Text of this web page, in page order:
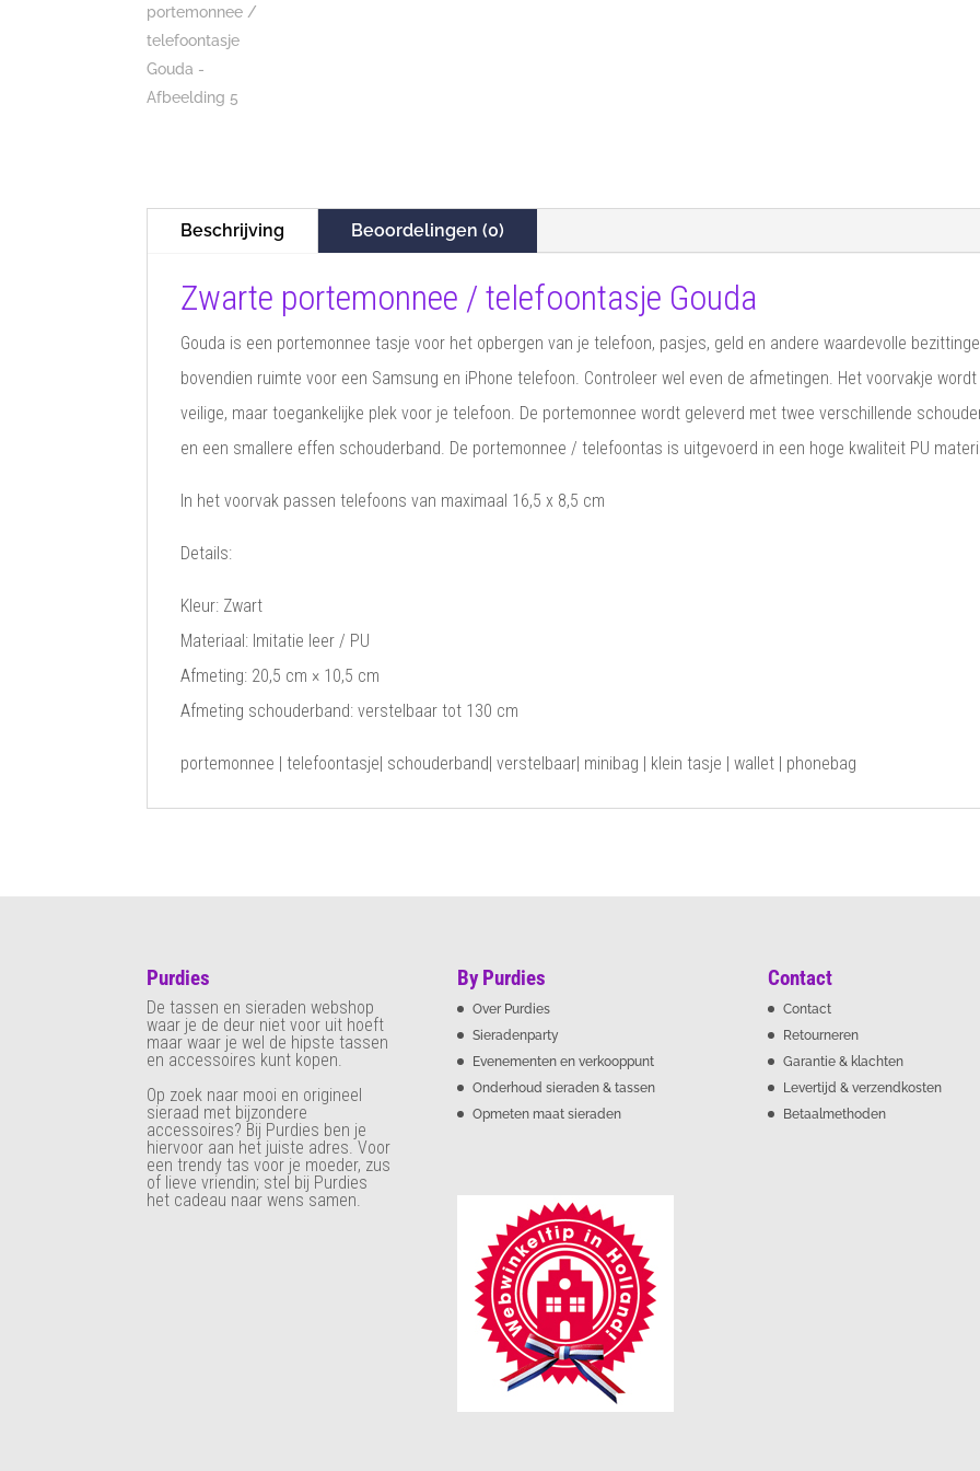
Beschrijving Beoordelingen (0)
Zwarte portemonnee / telefoontasje Gouda
Gouda is een portemonnee tasje voor het opbergen van je telefoon, pasjes, geld en andere waardevolle
bovendien ruimte voor een Samsung en iPhone telefoon. Controleer wel even de afmetingen. Het voorvakje
veilige, maar toegankelijke plek voor je telefoon. De portemonnee wordt geleverd met twee verschillende
en een smallere effen schouderband. De portemonnee / telefoontas is uitgevoerd in een hoge kwaliteit PU
In het voorvak passen telefoons van maximaal 16,5 x 8,5 cm
Details:
Kleur: Zwart
Materiaal: Imitatie leer / PU
Afmeting: 20,5 cm × 10,5 cm
Afmeting schouderband: verstelbaar tot 130 cm
portemonnee | telefoontasje| schouderband| verstelbaar| minibag | klein tasje | wallet | phonebag
Purdies
De tassen en sieraden webshop
waar je de deur niet voor uit hoeft
maar waar je wel de hipste tassen
en accessoires kunt kopen.
Op zoek naar mooi en origineel
sieraad met bijzondere
accessoires? Bij Purdies ben je
hiervoor aan het juiste adres. Voor
een trendy tas voor je moeder, zus
of lieve vriendin; stel bij Purdies
het cadeau naar wens samen.
By Purdies
Over Purdies
Sieradenparty
Evenementen en verkooppunt
Onderhoud sieraden & tassen
Opmeten maat sieraden
Contact
Contact
Retourneren
Garantie & klachten
Levertijd & verzendkosten
Betaalmethoden